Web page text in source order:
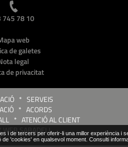
i de tercers per oferir-li una millor experiència
'cookies' en qualsevol moment. Consulti
745 78 10
web
de galetes
legal
de privacitat
* SERVEIS
* ACORDS
* ATENCIÓ AL CLIENT
WEB SABADELL